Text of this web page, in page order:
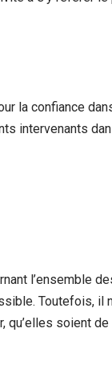
la confiance
intervenants
l’ensemble
Toutefois, il
qu’elles soient